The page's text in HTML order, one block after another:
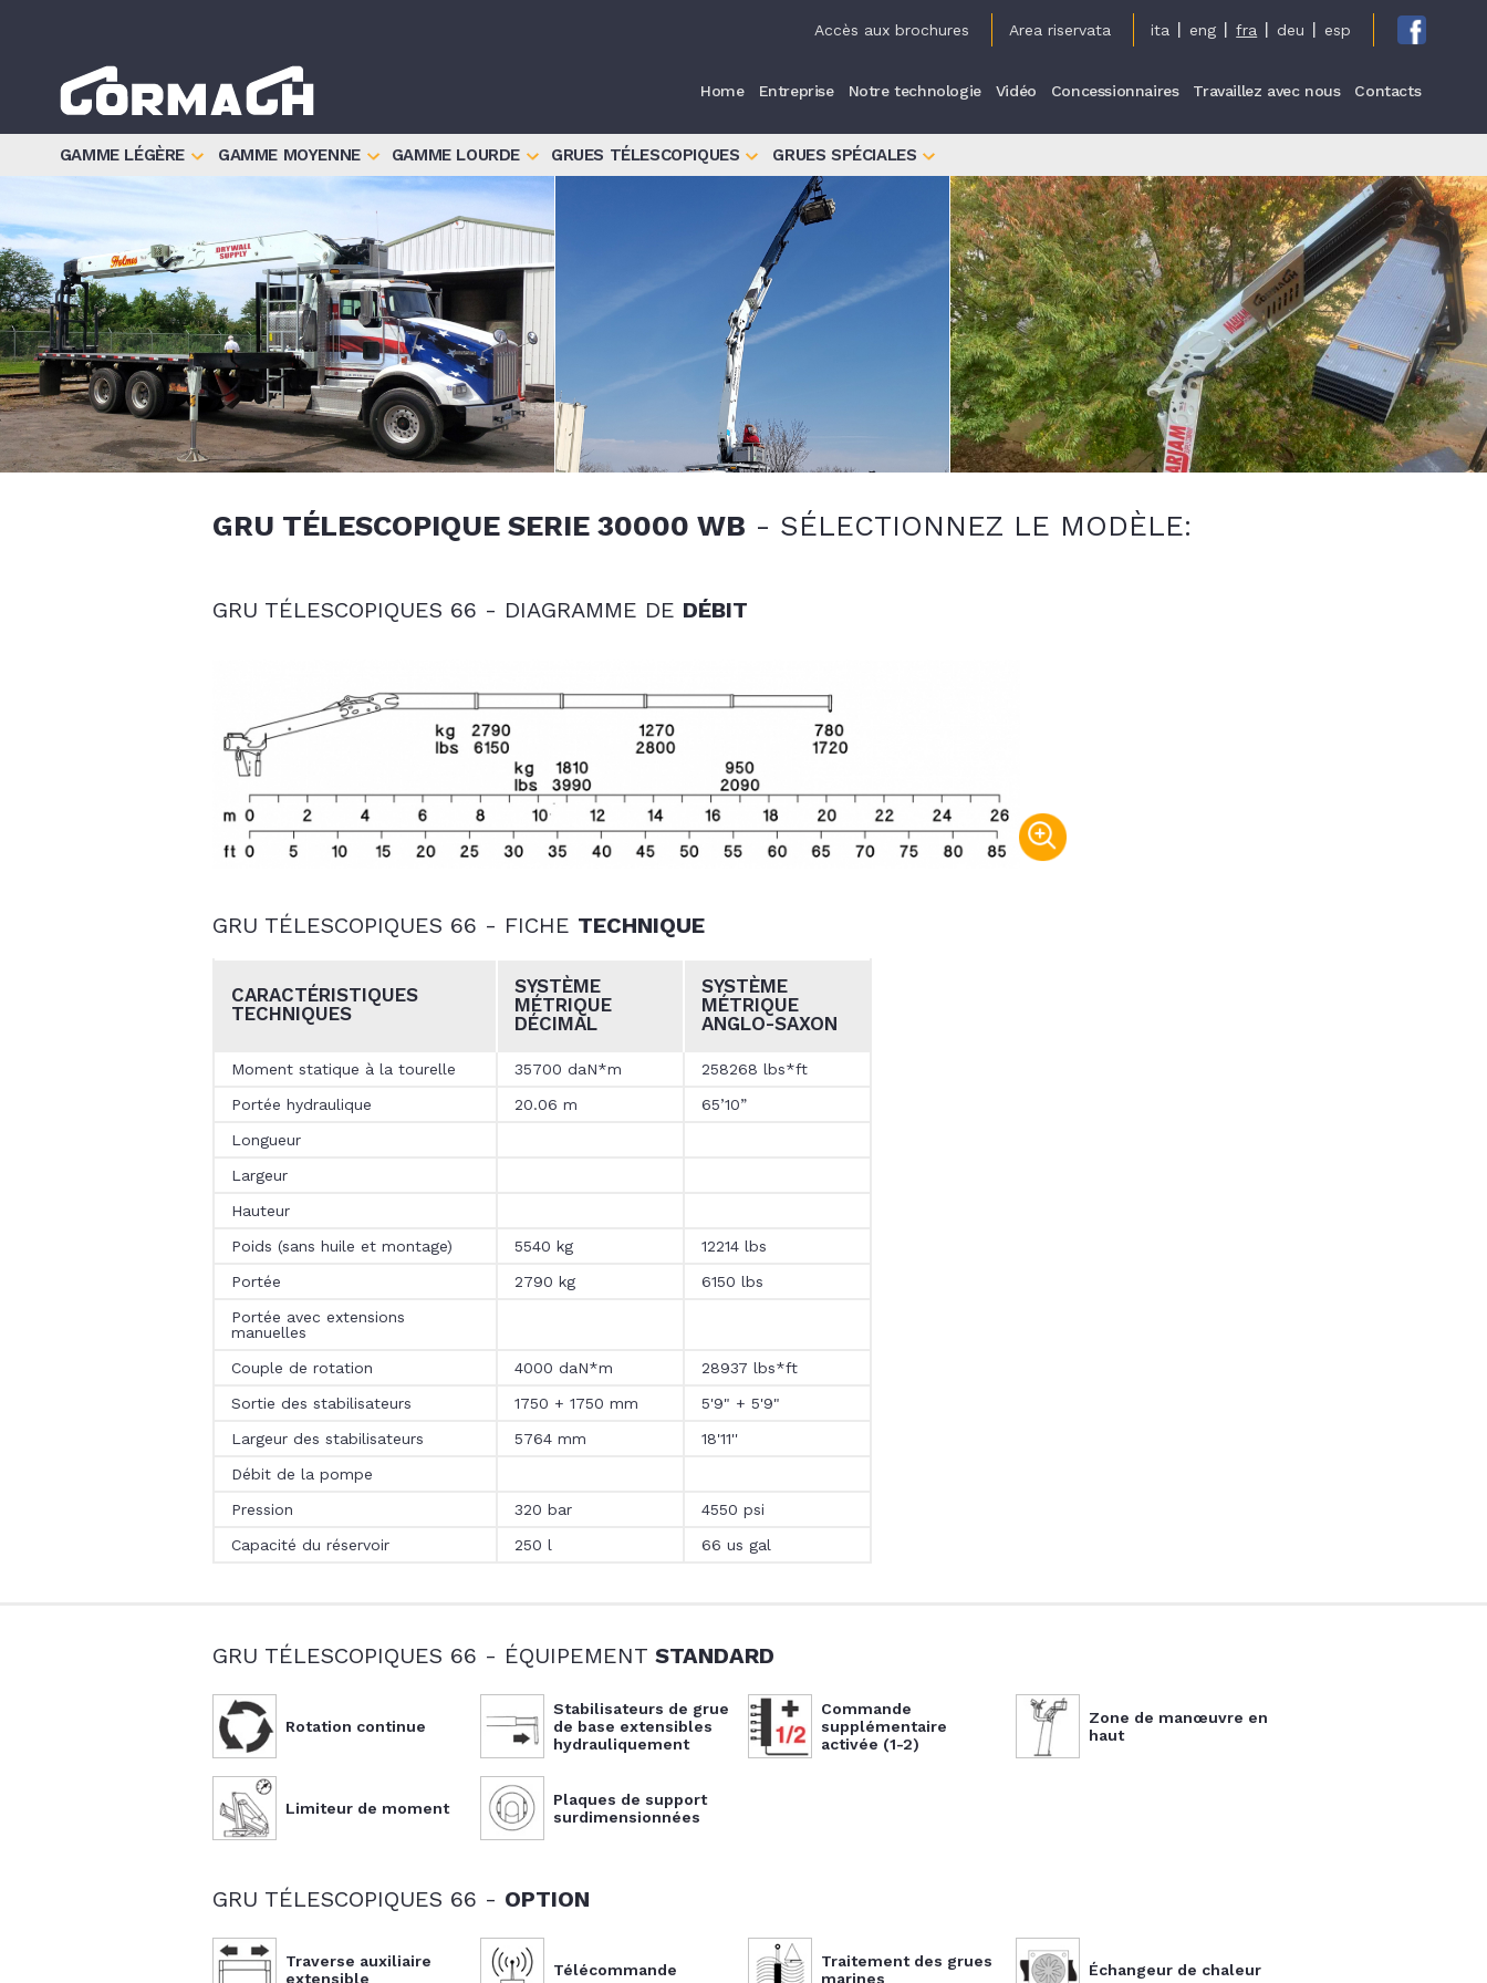
ita eng fra deu esp
Area riservata
Accès aux brochures
Home Entreprise Notre technologie Vidéo Concessionnaires Travaillez avec nous Contacts
GAMME LÉGÈRE GAMME MOYENNE GAMME LOURDE GRUES TÉLESCOPIQUES GRUES SPÉCIALES
GRU TÉLESCOPIQUE SERIE 30000 WB - SÉLECTIONNEZ LE MODÈLE:
GRU TÉLESCOPIQUES 66 - DIAGRAMME DE DÉBIT
GRU TÉLESCOPIQUES 66 - FICHE TECHNIQUE
CARACTÉRISTIQUES
TECHNIQUES
SYSTÈME
MÉTRIQUE
DÉCIMAL
SYSTÈME
MÉTRIQUE
ANGLO-SAXON
Moment statique à la tourelle 35700 daN*m
258268 lbs*ft
Portée hydraulique
20.06 m
65’10”
Longueur
Largeur
Hauteur
Poids (sans huile et montage)
5540 kg
12214 lbs
Portée
2790 kg
6150 lbs
Portée avec extensions
manuelles
Couple de rotation
4000 daN*m
28937 lbs*ft
Sortie des stabilisateurs
1750 + 1750 mm
5'9" + 5'9"
Largeur des stabilisateurs
5764 mm
18'11''
Débit de la pompe
Pression
320 bar
4550 psi
Capacité du réservoir
250 l 66 us gal
GRU TÉLESCOPIQUES 66 - ÉQUIPEMENT STANDARD
Rotation continue
Stabilisateurs de grue
de base extensibles
hydrauliquement
Commande
supplémentaire
activée (1-2)
Zone de manœuvre en
haut
Limiteur de moment
Plaques de support
surdimensionnées
GRU TÉLESCOPIQUES 66 - OPTION
Traverse auxiliaire
extensible
Télécommande
Traitement des grues
marines
Échangeur de chaleur
Le tue preferenze relative alla privacy